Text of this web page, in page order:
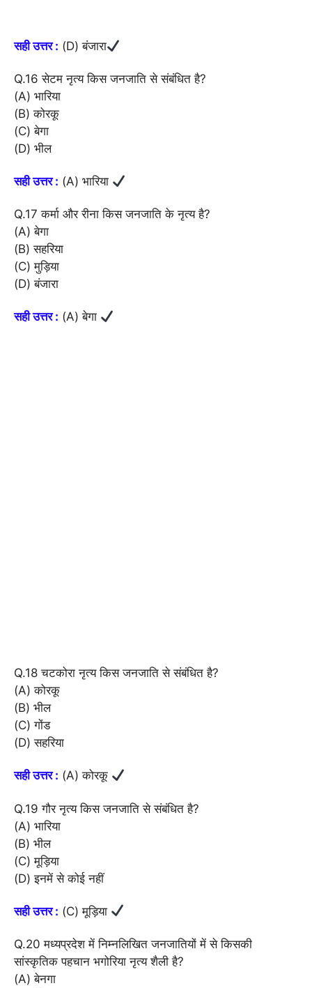
सही उत्तर : (D) बंजारा
Q.16 सेटम नृत्य किस जनजाति से संबंधित है?
(A) भारिया
(B) कोरकू
(C) बेगा
(D) भील
सही उत्तर : (A) भारिया
Q.17 कर्मा और रीना किस जनजाति के नृत्य है?
(A) बेगा
(B) सहरिया
(C) मुड़िया
(D) बंजारा
सही उत्तर : (A) बेगा
Q.18 चटकोरा नृत्य किस जनजाति से संबंधित है?
(A) कोरकू
(B) भील
(C) गोंड
(D) सहरिया
सही उत्तर : (A) कोरकू
Q.19 गौर नृत्य किस जनजाति से संबंधित है?
(A) भारिया
(B) भील
(C) मूड़िया
(D) इनमें से कोई नहीं
सही उत्तर : (C) मूड़िया
Q.20 मध्यप्रदेश में निम्नलिखित जनजातियों में से किसकी
सांस्कृतिक पहचान भगोरिया नृत्य शैली है?
(A) बेनगा